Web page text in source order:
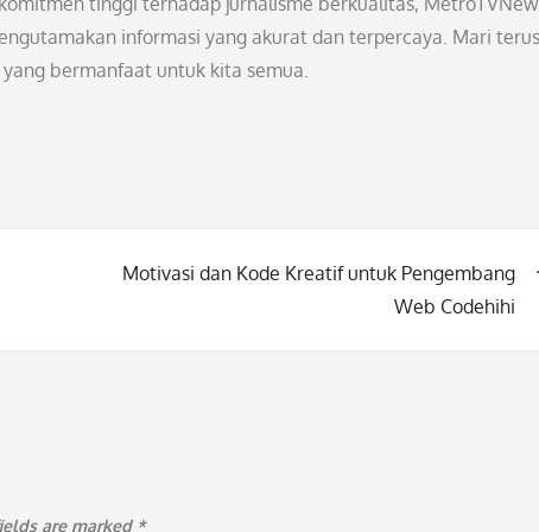
informasi yang akurat dan terpercaya. Mari terus
bermanfaat untuk kita semua.
Motivasi dan Kode Kreatif untuk Pengembang
Web Codehihi
are marked *